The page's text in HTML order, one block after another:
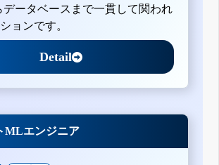
データベースまで一貫して関われ
ョンです。
Detail
MLエンジニア